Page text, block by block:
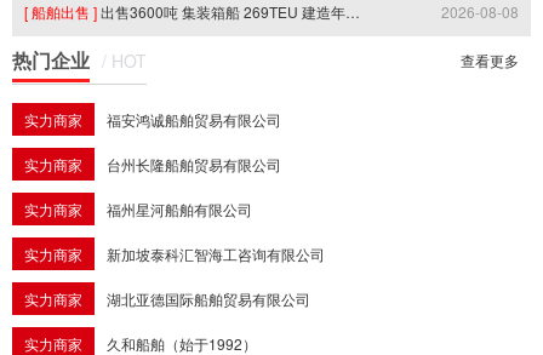
16:13:26.0
[ 船舶出售 ]出售3600吨 集装箱船 269TEU 建造年月：2017 zc 双底双壳 双机 2026-08-08
16:13:19.0
热门企业 / HOT 查看更多
实力商家 福安鸿诚船舶贸易有限公司
实力商家 台州长隆船舶贸易有限公司
实力商家 福州星河船舶有限公司
实力商家 新加坡泰科汇智海工咨询有限公司
实力商家 湖北亚德国际船舶贸易有限公司
实力商家 久和船舶（始于1992）